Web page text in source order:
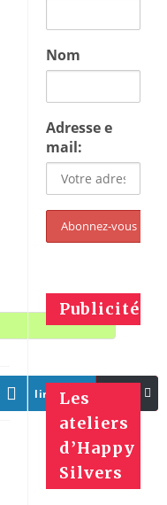
linkedin
Nom
Adresse e
mail:
Publicités
Les
ateliers
d’Happy
Silvers